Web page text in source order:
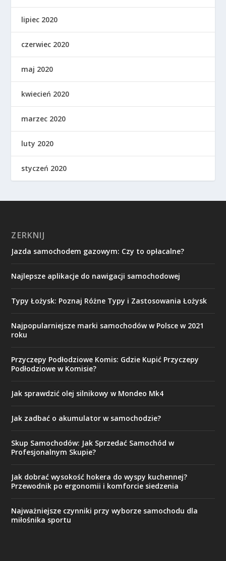
lipiec 2020
czerwiec 2020
maj 2020
kwiecień 2020
marzec 2020
luty 2020
styczeń 2020
ZERKNIJ
Jazda samochodem gazowym: Czy to opłacalne?
Najlepsze aplikacje do nawigacji samochodowej
Typy Łożysk: Poznaj Różne Typy i Zastosowania Łożysk
Najpopularniejsze marki samochodów w Polsce w 2021
roku
Przyczepy Podłodziowe Komis: Gdzie Kupić Przyczepy
Podłodziowe w Komisie?
Jak sprawdzić olej silnikowy w Mondeo Mk4
Jak zadbać o akumulator w samochodzie?
Skup Samochodów: Jak Sprzedać Samochód w
Profesjonalnym Skupie?
Jak dobrać wysokość hokera do wyspy kuchennej?
Przewodnik po ergonomii i komforcie siedzenia
Najważniejsze czynniki przy wyborze samochodu dla
miłośnika sportu